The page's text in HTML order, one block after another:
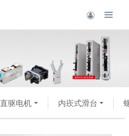
直驱电机 内崁式滑台